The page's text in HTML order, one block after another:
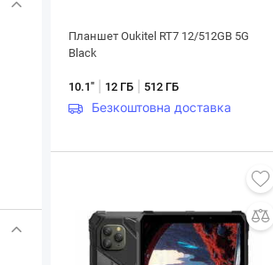
Планшет Oukitel RT7 12/512GB 5G
Black
10.1" 12 ГБ 512 ГБ
Безкоштовна доставка